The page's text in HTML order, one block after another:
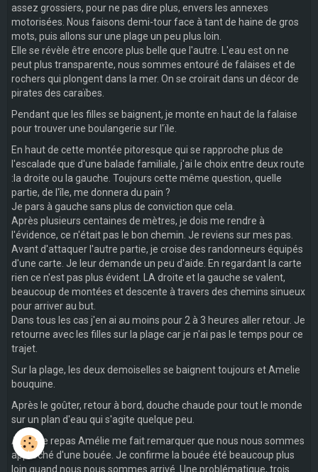
assez grossiers, pour ne pas dire plus, envers les annexes
motorisées. Nous faisons demi-tour face à tant de haine de gros
mots, puis allons sur une plage un peu plus loin.
Elle se révèle être encore plus belle que l'autre. L'eau est on ne
peut plus transparente, nous sommes entouré de falaises et de
rochers qui plongent dans la mer. On se croirait dans un décor de
pirates des caraïbes.
Pendant que les filles se baignent, je monte en haut de la falaise
pour trouver une boulangerie sur l'ïle.
En haut de cette montée pitoresque qui se rapproche plus de
l'escalade que d'une balade familiale, j'ai le choix entre deux route
:la droite ou la gauche. Toujours cette même question, quelle
partie, de l'île, me donnera du pain ?
Je pars à gauche sans plus de conviction que cela.
Après plusieurs centaines de mètres, je dois me rendre à
l'évidence, ce n'était pas le bon chemin. Je reviens sur mes pas.
Avant d'attaquer l'autre partie, je croise des randonneurs équipés
d'une carte. Je leur demande un peu d'aide. En regardant la carte
rien ce n'est pas plus évident. LA droite et la gauche se valent,
beaucoup de montées et descente à travers des chemins sinueux
pour arriver au but.
Dans tous les cas j'en ai au moins pour 2 à 3 heures aller retour. Je
retourne avec les filles sur la plage car je n'ai pas le temps pour ce
trajet.
Sur la plage, les deux demoiselles se baignent toujours et Amelie
bouquine.
Après le goûter, retour à bord, douche chaude pour tout le monde
sur un plan d'eau qui s'agite quelque peu.
Avant le repas Amélie me fait remarquer que nous nous sommes
approché d'une bouée. Je confirme la bouée été beaucoup plus
loin quand nous nous sommes arrivé. Une problématique, trois